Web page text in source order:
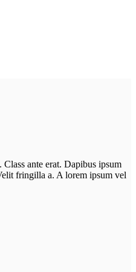
ante erat. Dapibus ipsum
fringilla a. A lorem ipsum vel